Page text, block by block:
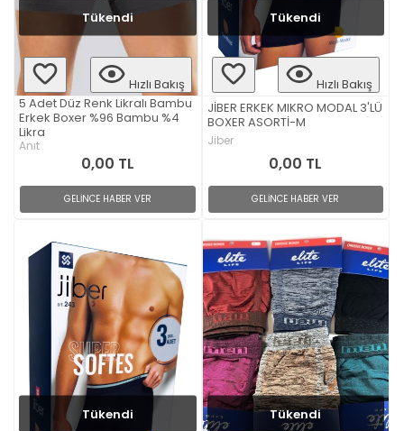
Tükendi
Hızlı Bakış
5 Adet Düz Renk Likralı Bambu
Erkek Boxer %96 Bambu %4
Likra
Anıt
0,00 TL
GELİNCE HABER VER
Tükendi
Hızlı Bakış
JİBER ERKEK MIKRO MODAL 3'LÜ
BOXER ASORTİ-M
Jiber
0,00 TL
GELİNCE HABER VER
Tükendi Tükendi